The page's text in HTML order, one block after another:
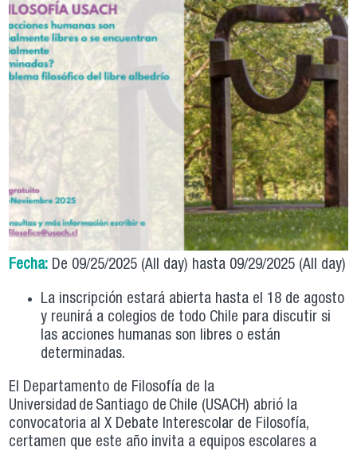
Fecha: De 09/25/2025 (All day) hasta 09/29/2025 (All day)
La inscripción estará abierta hasta el 18 de agosto
y reunirá a colegios de todo Chile para discutir si
las acciones humanas son libres o están
determinadas.
El Departamento de Filosofía de la
Universidad de Santiago de Chile (USACH) abrió la
convocatoria al X Debate Interescolar de Filosofía,
certamen que este año invita a equipos escolares a